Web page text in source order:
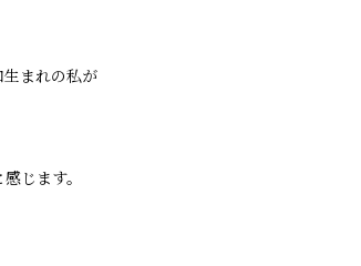
まれの私が
じます。